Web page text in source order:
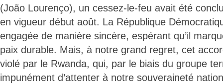
(João Lourenço), un cessez-le-feu avait été
en vigueur début août. La République
engagée de manière sincère, espérant qu’il
paix durable. Mais, à notre grand regret, cet
violé par le Rwanda, qui, par le biais du groupe
impunément d’attenter à notre souveraineté